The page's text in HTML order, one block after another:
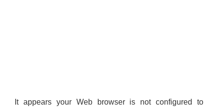
It appears your Web browser is not configured to